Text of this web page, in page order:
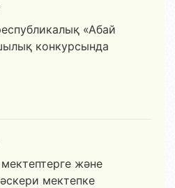
«Абай
конкурсында
және
мектепке